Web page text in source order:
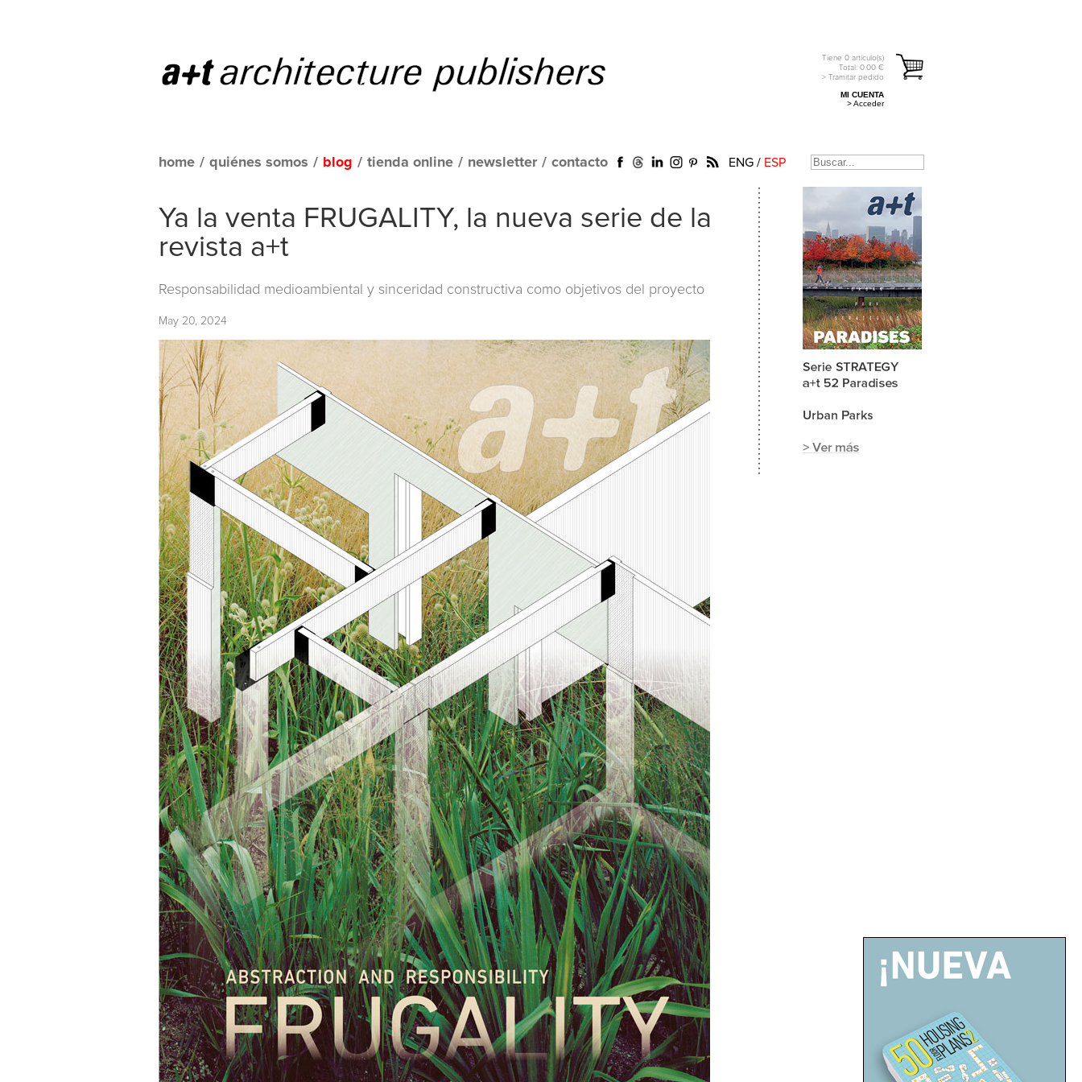
Tiene 0 artículo(s)
Total: 0.00 €
> Tramitar pedido
MI CUENTA
> Acceder
home / quiénes somos / blog / tienda online / newsletter / contacto ENG / ESP
Ya la venta FRUGALITY, la nueva serie de la
revista a+t
Responsabilidad medioambiental y sinceridad constructiva como objetivos del proyecto
May 20, 2024